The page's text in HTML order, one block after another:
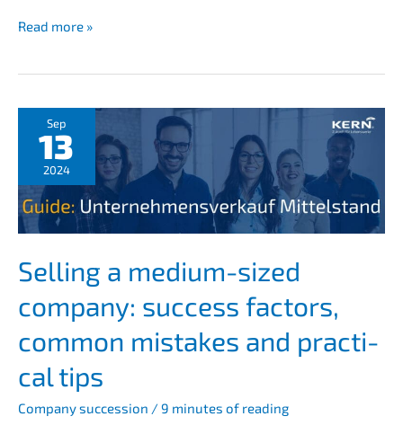
Unter­
wer­
Rechner
Eine
umfas­
sen­
Anlei­
tung
Read more »
Sep
13
2024
Selling a medium-sized
compa­ny: success factors,
common mista­kes and practi­
cal tips
Compa­ny succes­si­on / 9 minutes of reading